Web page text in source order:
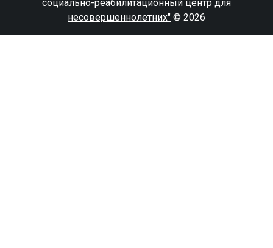
социально-реабилитационный центр для
несовершеннолетних" © 2026